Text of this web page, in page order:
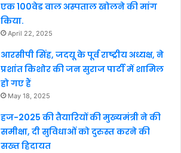
एक 100वेड वाल अस्पताल खोलने की मांग
किया.
April 22, 2025
आरसीपी सिंह, जदयू के पूर्व राष्ट्रीय अध्यक्ष, ने
प्रशांत किशोर की जन सुराज पार्टी में शामिल
हो गए हैं
May 18, 2025
हज-2025 की तैयारियों की मुख्यमंत्री ने की
समीक्षा, दी सुविधाओं को दुरुस्त करने की
सख्त हिदायत